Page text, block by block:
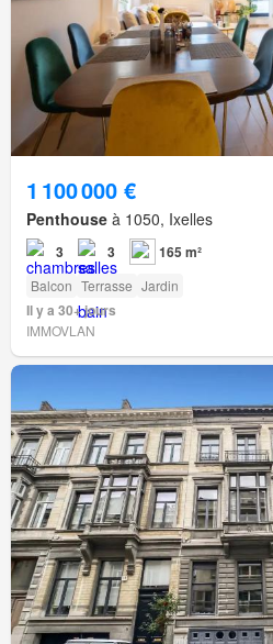
1 100 000 €
Penthouse à 1050, Ixelles
3 3 165 m²
Balcon Terrasse Jardin
Il y a 30+ jours
IMMOVLAN